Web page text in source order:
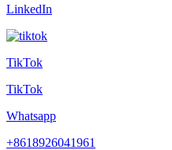
LinkedIn
TikTok
TikTok
Whatsapp
+8618926041961